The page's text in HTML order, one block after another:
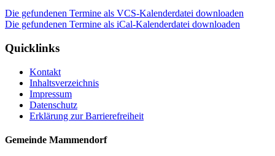
Die gefundenen Termine als VCS-Kalenderdatei downloaden
Die gefundenen Termine als iCal-Kalenderdatei downloaden
Quicklinks
Kontakt
Inhaltsverzeichnis
Impressum
Datenschutz
Erklärung zur Barrierefreiheit
Gemeinde Mammendorf